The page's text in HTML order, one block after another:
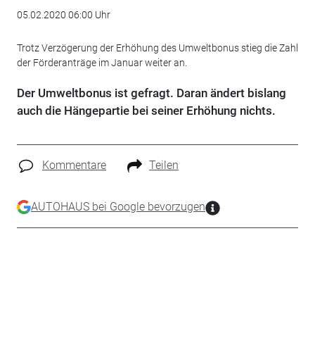
05.02.2020 06:00 Uhr
Trotz Verzögerung der Erhöhung des Umweltbonus stieg die Zahl
der Förderanträge im Januar weiter an.
Der Umweltbonus ist gefragt. Daran ändert bislang
auch die Hängepartie bei seiner Erhöhung nichts.
Kommentare Teilen
AUTOHAUS bei Google bevorzugen